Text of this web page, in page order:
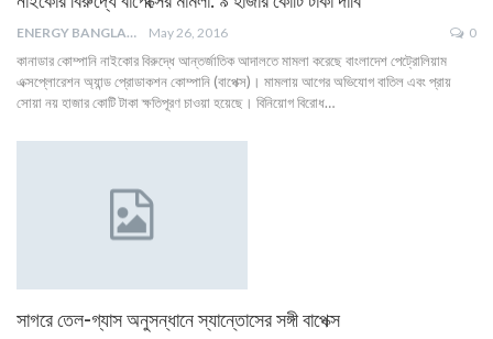
ENERGY BANGLA May 26, 2016 0
কানাডার কোম্পানি নাইকোর বিরুদ্ধে আন্তর্জাতিক আদালতে মামলা করেছে বাংলাদেশ পেট্রোলিয়াম
এক্সপ্লোরেশন অ্যান্ড প্রোডাকশন কোম্পানি (বাপেক্স)। মামলায় আগের অভিযোগ বাতিল এবং প্রায়
সোয়া নয় হাজার কোটি টাকা ক্ষতিপূরণ চাওয়া হয়েছে। বিনিয়োগ বিরোধ…
সাগরে তেল-গ্যাস অনুসন্ধানে স্যান্তোসের সঙ্গী বাপেক্স